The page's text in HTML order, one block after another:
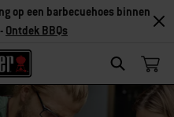
SEARCH
op een barbecuehoes binnen
Ontdek BBQs